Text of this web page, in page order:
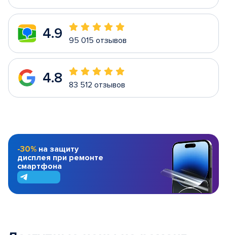
4.9 95 015 отзывов
4.8 83 512 отзывов
-30% на защиту
дисплея при ремонте
смартфона